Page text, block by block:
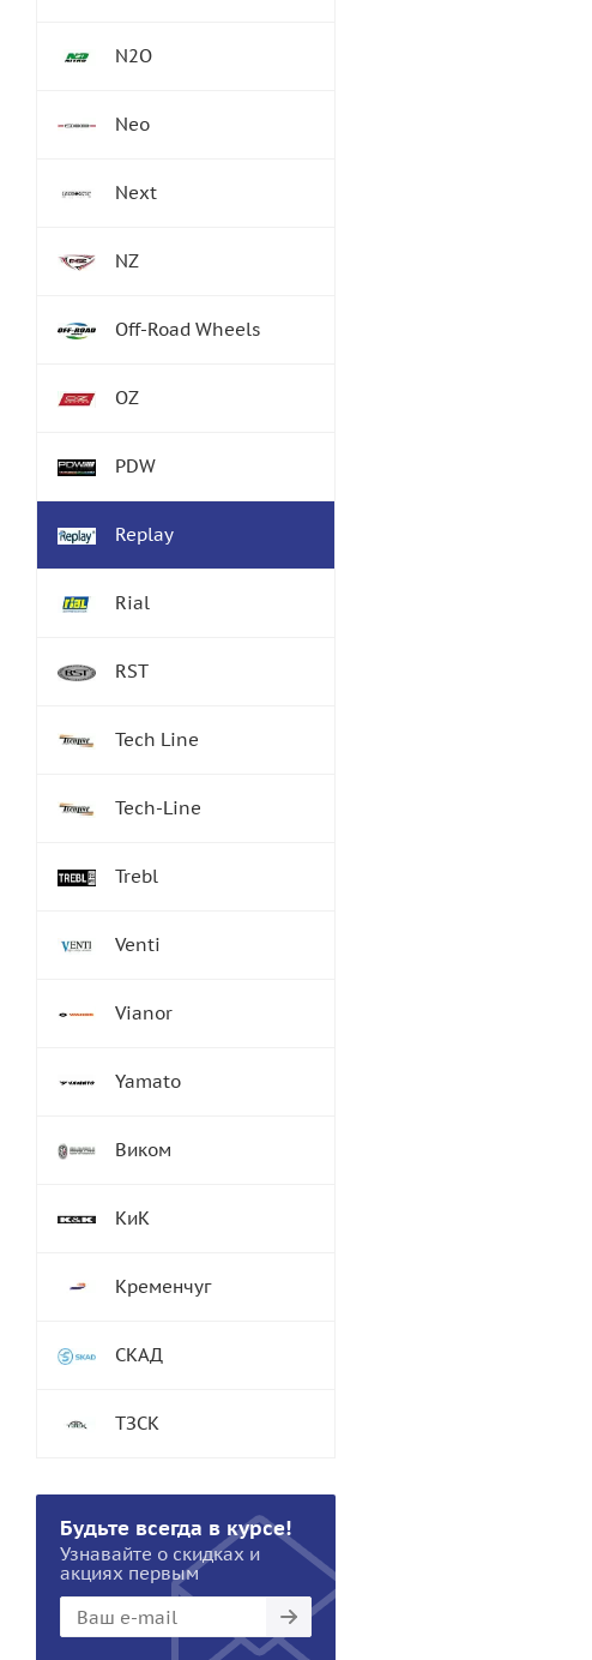
N2O
Neo
Next
NZ
Off-Road Wheels
OZ
PDW
Replay
Rial
RST
Tech Line
Tech-Line
Trebl
Venti
Vianor
Yamato
Виком
КиК
Кременчуг
СКАД
ТЗСК
Будьте всегда в курсе!
Узнавайте о скидках и
акциях первым